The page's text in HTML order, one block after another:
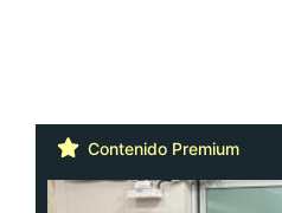
Contenido Premium